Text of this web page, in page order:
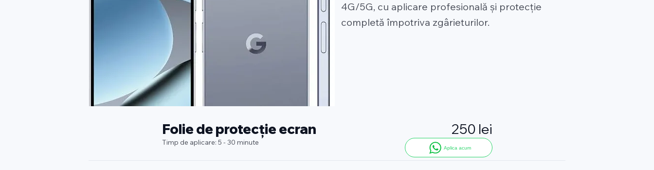
4G/5G, cu aplicare profesională și protecție
completă împotriva zgârieturilor.
250 lei
Folie de protecție ecran
Timp de aplicare: 5 - 30 minute
Aplica acum